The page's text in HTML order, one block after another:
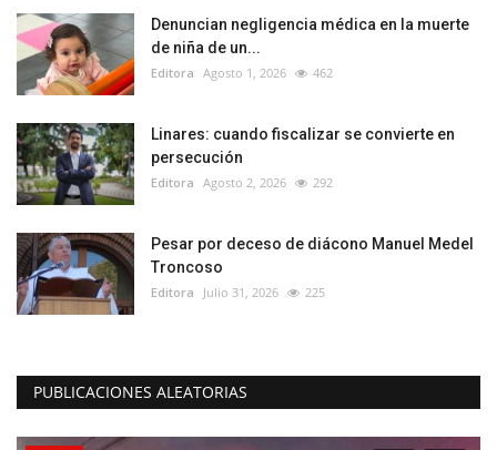
Denuncian negligencia médica en la muerte
de niña de un...
Editora Agosto 1, 2026 462
Linares: cuando fiscalizar se convierte en
persecución
Editora Agosto 2, 2026 292
Pesar por deceso de diácono Manuel Medel
Troncoso
Editora Julio 31, 2026 225
PUBLICACIONES ALEATORIAS